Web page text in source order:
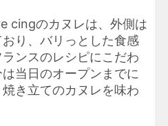
cingのカヌレは、外側は
り、バリっとした食感
ンスのレシピにこだわ
当日のオープンまでに
き立てのカヌレを味わ